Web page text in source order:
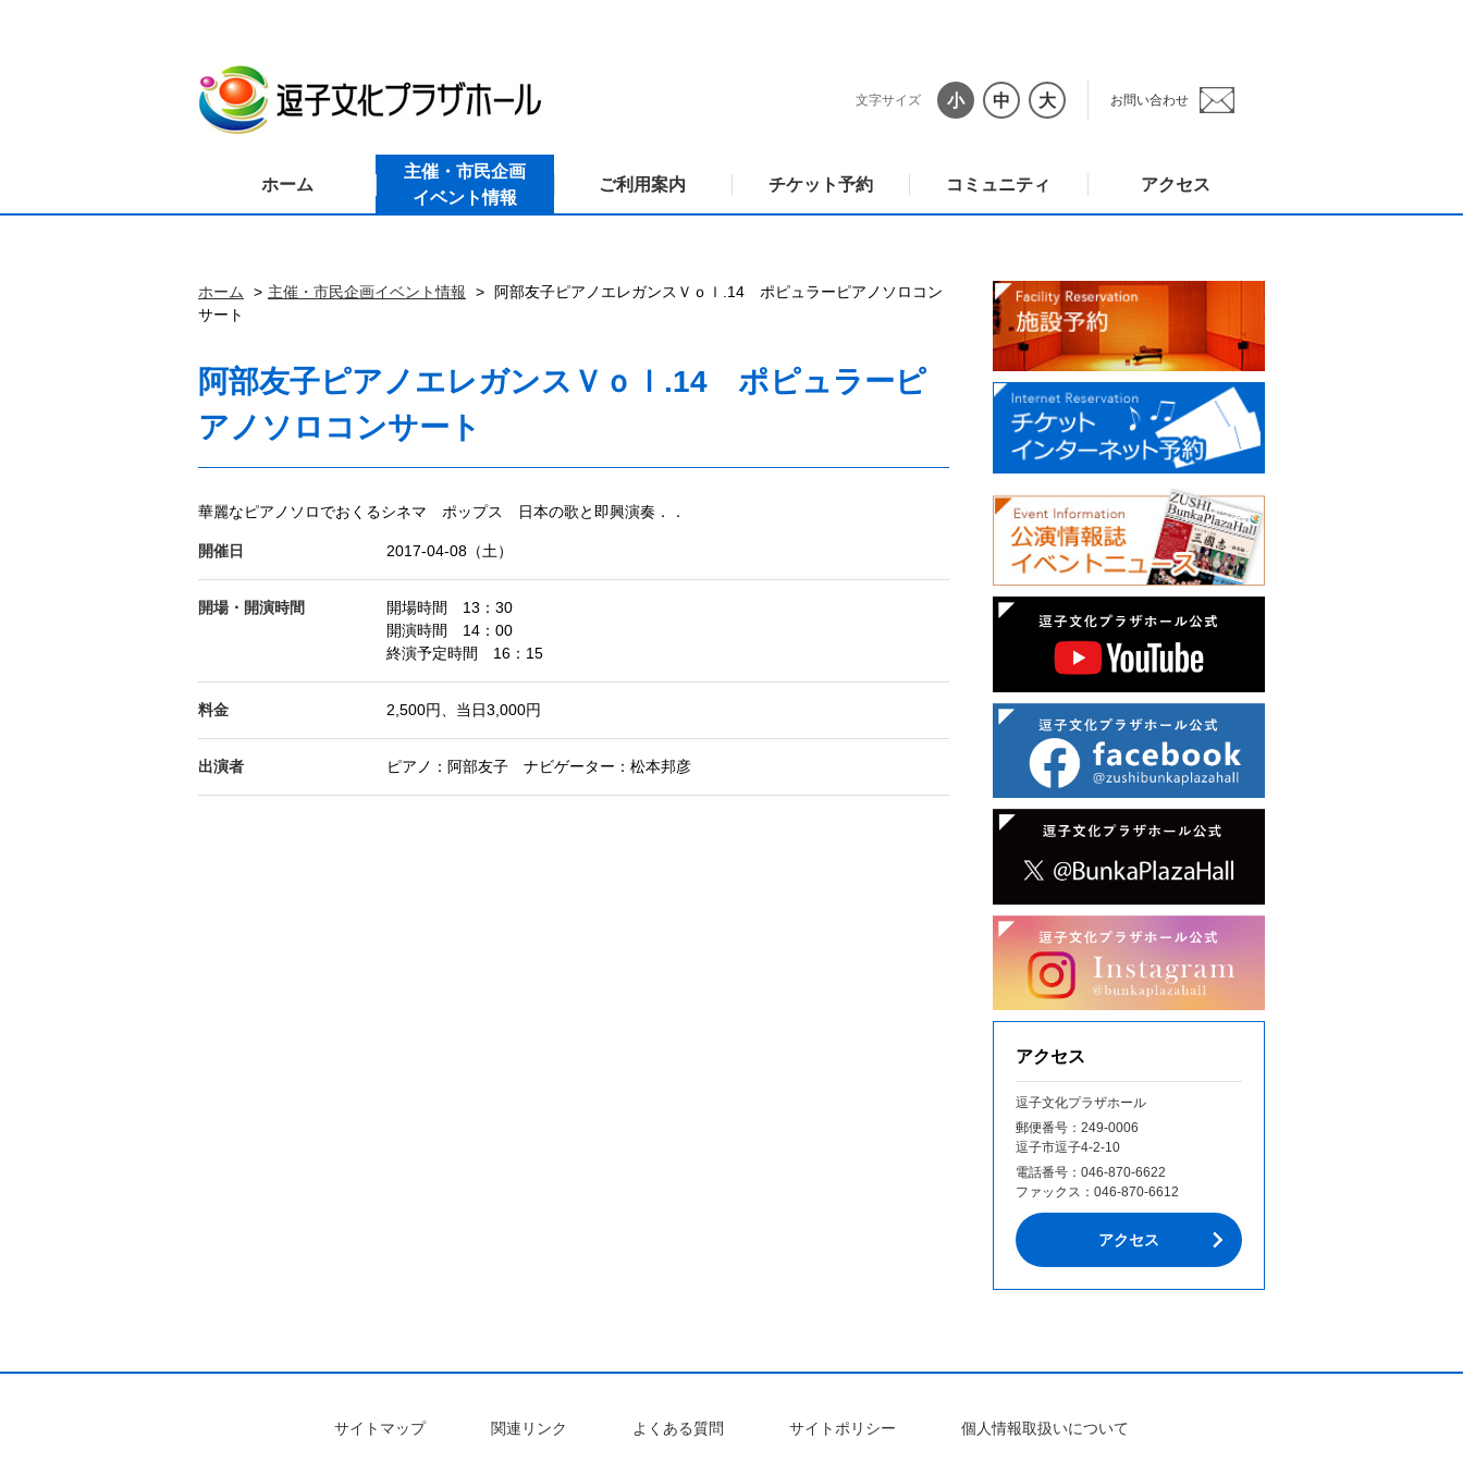
文字サイズ 小 中 大 お問い合わせ
ホーム
主催・市民企画
イベント情報
ご利用案内 チケット予約 コミュニティ アクセス
ホーム 主催・市民企画イベント情報
阿部友子ピアノエレガンスＶｏｌ.14 ポピュラーピアノソロコン
サート
阿部友子ピアノエレガンスＶｏｌ.14 ポピュラーピ
アノソロコンサート
華麗なピアノソロでおくるシネマ ポップス 日本の歌と即興演奏．．
開催日 2017-04-08（土）
開場・開演時間
開場時間 13：30
開演時間 14：00
終演予定時間 16：15
料金 2,500円、当日3,000円
出演者 ピアノ：阿部友子 ナビゲーター：松本邦彦
アクセス
逗子文化プラザホール
郵便番号：249‐0006
逗子市逗子4-2-10
電話番号： 046-870-6622
ファックス： 046-870-6612
アクセス
サイトマップ 関連リンク よくある質問 サイトポリシー 個人情報取扱いについて